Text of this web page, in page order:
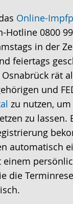
Online-
Hotline 0800
in der
feiertags
rät
und
zu nutzen,
zu lassen.
automatisch
die